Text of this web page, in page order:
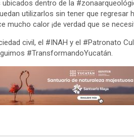
dentro de la
utilizarlos sin tener que regresar
mucho calor ¡de verdad que se
civil, el #INAH y el #Patronato
#TransformandoYucatán.